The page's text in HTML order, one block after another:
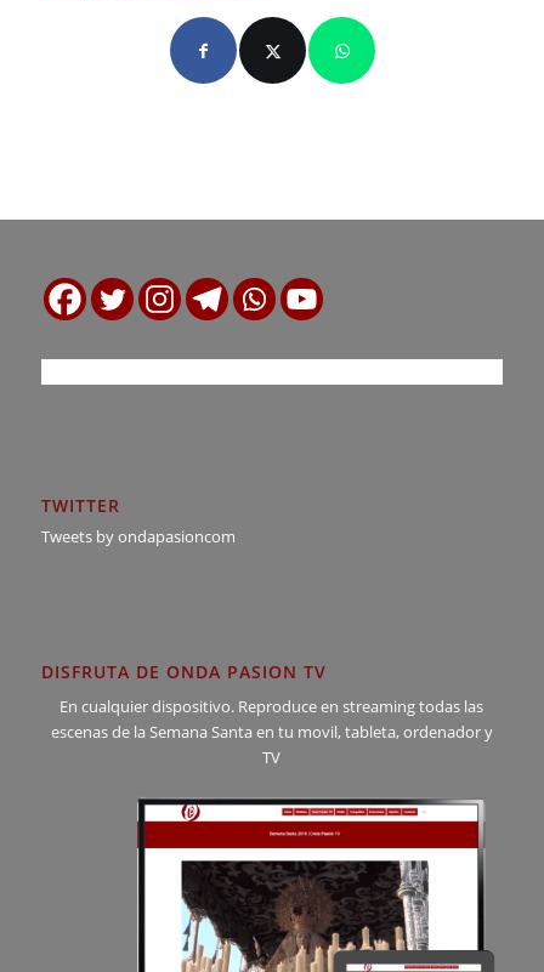
TWITTER
Tweets by ondapasioncom
DISFRUTA DE ONDA PASION TV
En cualquier dispositivo. Reproduce en streaming todas las
escenas de la Semana Santa en tu movil, tableta, ordenador y
TV